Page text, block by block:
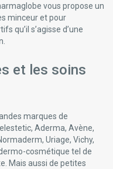
vous propose un
minceur et pour
qu’il s’agisse d’une
et les soins
marques de
Aderma, Avène,
Uriage, Vichy,
cosmétique tel de
Mais aussi de petites